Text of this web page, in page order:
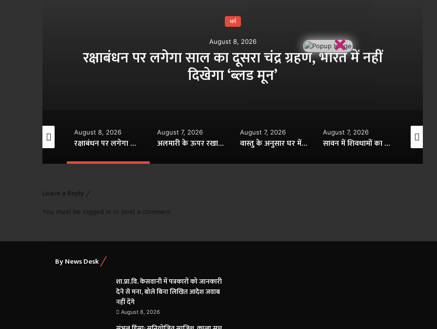
धर्म
August 8, 2026
रक्षाबंधन पर लगेगा साल का दूसरा चंद्र ग्रहण, भारत में नहीं
दिखेगा ‘ब्लड मून’
August 8, 2026
रक्षाबंधन पर लगेगा साल का दूसरा चंद्र ग्रहण, भारत में नहीं दिखेगा ‘ब्लड मून’
August 7, 2026
अलमारी के ऊपर रखा कबाड़ रोक सकता है बरकत, वास्तु में बताए ये नियम
August 7, 2026
वास्तु के अनुसार घर में सोफा टीवी फ्रिज की सही दिशा, बढ़ेगी बरकत खुशहाली
August 7, 2026
सावन में शिवधामों का रहस्य, त्र्यंबकेश्वर और केदारनाथ की अद्भुत कथाएं।
August 7,
Leave a Reply
You must be logged in to post a comment.
×
By News Desk
शा.प्रा.वि. केसवानी में पत्रकारों को जानकारी
देने से मना, बोले बिना लिखित आदेश जवाब
नहीं देंगे
August 8, 2026